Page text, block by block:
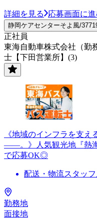
詳細を見る 応募画面に
静岡ケアセンターそよ風/
正社員
東海自動車株式会社（勤
士【下田営業所】(3)
《地域のインフラを支
――。》人気観光地『熱
で応募OK◎
配送・物流スタッフ
勤務地
面接地